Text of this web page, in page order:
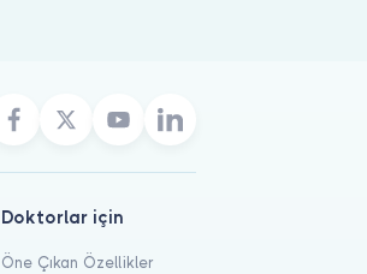
Doktorlar için
Öne Çıkan Özellikler